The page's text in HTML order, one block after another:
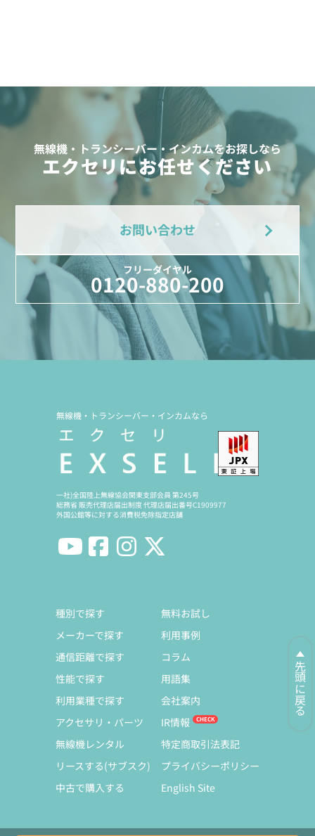
無線機・トランシーバー・インカムをお探しなら
エクセリにお任せください
お問い合わせ
フリーダイヤル
0120-880-200
先頭に戻る
無線機・トランシーバー・インカムなら
一社)全国陸上無線協会関東支部会員 第245号
総務省 販売代理店届出制度 代理店届出番号C1909977
外国公館等に対する消費税免除指定店舗
種別で探す
メーカーで探す
通信距離で探す
性能で探す
利用業種で探す
アクセサリ・パーツ
無線機レンタル
リースする(サブスク)
中古で購入する
無料お試し
利用事例
コラム
用語集
会社案内
IR情報
特定商取引法表記
プライバシーポリシー
English Site